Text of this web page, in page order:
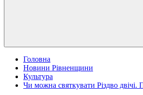
Головна
Новини Рівненщини
Культура
Чи можна святкувати Різдво двічі.